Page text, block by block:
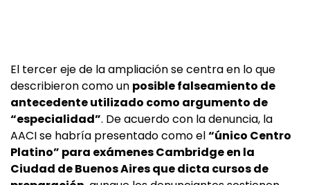
El tercer eje de la ampliación se centra en lo que
describieron como un posible falseamiento de
antecedente utilizado como argumento de
“especialidad”. De acuerdo con la denuncia, la
AACI se habría presentado como el“único Centro
Platino” para exámenes Cambridge en la
Ciudad de Buenos Aires que dicta cursos de